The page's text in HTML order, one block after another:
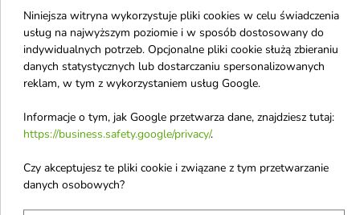
Fragrance World
French Avenue
zapachowa Tonight
170 g
12,15 €16,20 €
zapachowa Fruits on
the Beach 170 g
12,15 €16,20 €
Niniejsza witryna wykorzystuje pliki cookies w celu świadczenia
usług na najwyższym poziomie i w sposób dostosowany do
indywidualnych potrzeb. Opcjonalne pliki cookie służą zbieraniu
danych statystycznych lub dostarczaniu spersonalizowanych
reklam, w tym z wykorzystaniem usług Google.
Informacje o tym, jak Google przetwarza dane, znajdziesz tutaj:
https://business.safety.google/privacy/.
Czy akceptujesz te pliki cookie i związane z tym przetwarzanie
danych osobowych?